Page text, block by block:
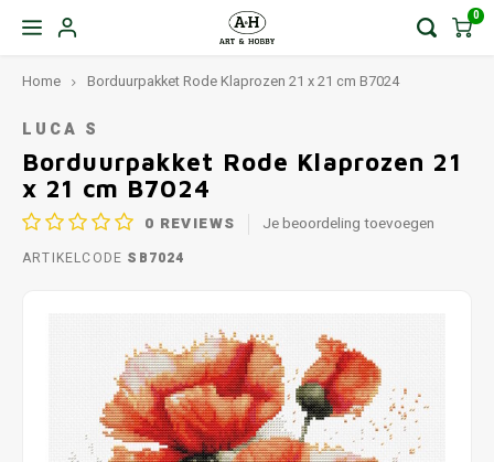
0
Home Borduurpakket Rode Klaprozen 21 x 21 cm B7024
LUCA S
Borduurpakket Rode Klaprozen 21
x 21 cm B7024
0 REVIEWS Je beoordeling toevoegen
ARTIKELCODE SB7024